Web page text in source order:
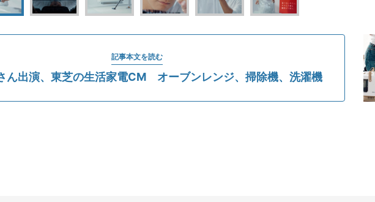
記事本文を読む
ん出演、東芝の生活家電CM オーブンレンジ、掃除機、洗濯機